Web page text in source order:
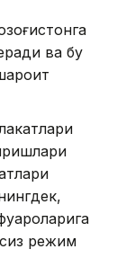
ва бу
режим